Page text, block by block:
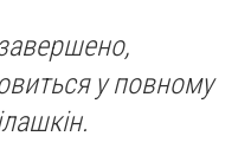
у повному